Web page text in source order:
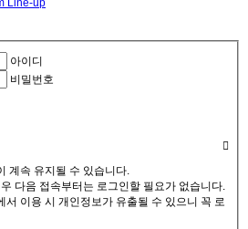
Line-up
아이디
비밀번호
계속 유지될 수 있습니다.
다음 접속부터는 로그인할 필요가 없습니다.
서 이용 시 개인정보가 유출될 수 있으니 꼭 로